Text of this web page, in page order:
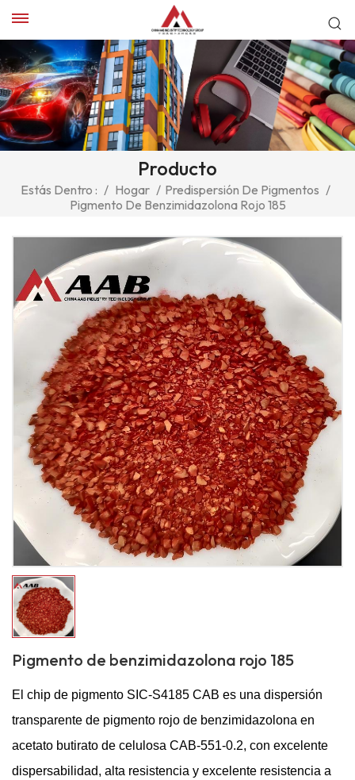
Producto
Estás Dentro : / Hogar / Predispersión De Pigmentos /
Pigmento De Benzimidazolona Rojo 185
Pigmento de benzimidazolona rojo 185
El chip de pigmento SIC-S4185 CAB es una dispersión
transparente de pigmento rojo de benzimidazolona en
acetato butirato de celulosa CAB-551-0.2, con excelente
dispersabilidad, alta resistencia y excelente resistencia a